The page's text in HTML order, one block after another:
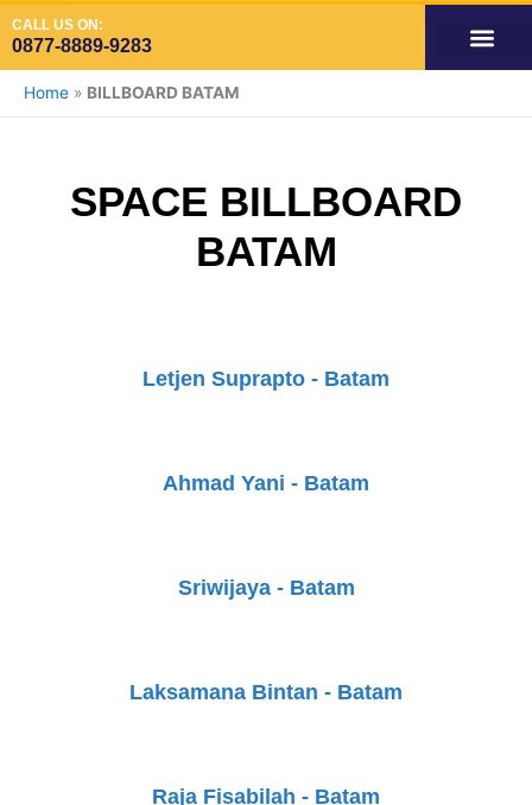
to
content
CALL US ON:
0877-8889-9283
Home » BILLBOARD BATAM
SPACE BILLBOARD
BATAM
Letjen Suprapto - Batam
Ahmad Yani - Batam
Sriwijaya - Batam
Laksamana Bintan - Batam
Raja Fisabilah - Batam